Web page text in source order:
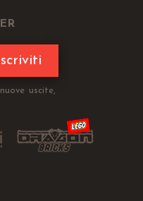
uscite,